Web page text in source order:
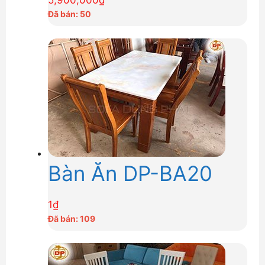
Đã bán: 50
Bàn Ăn DP-BA20
1₫
Đã bán: 109